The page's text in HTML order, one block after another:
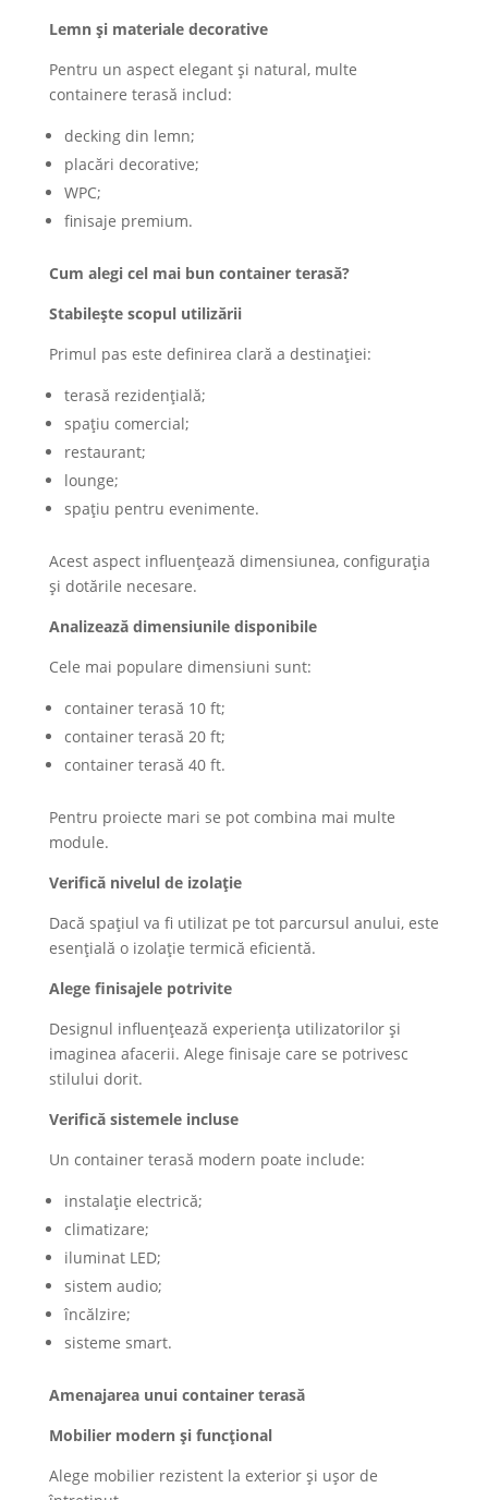
Lemn și materiale decorative
Pentru un aspect elegant și natural, multe
containere terasă includ:
decking din lemn;
placări decorative;
WPC;
finisaje premium.
Cum alegi cel mai bun container terasă?
Stabilește scopul utilizării
Primul pas este definirea clară a destinației:
terasă rezidențială;
spațiu comercial;
restaurant;
lounge;
spațiu pentru evenimente.
Acest aspect influențează dimensiunea, configurația
și dotările necesare.
Analizează dimensiunile disponibile
Cele mai populare dimensiuni sunt:
container terasă 10 ft;
container terasă 20 ft;
container terasă 40 ft.
Pentru proiecte mari se pot combina mai multe
module.
Verifică nivelul de izolație
Dacă spațiul va fi utilizat pe tot parcursul anului, este
esențială o izolație termică eficientă.
Alege finisajele potrivite
Designul influențează experiența utilizatorilor și
imaginea afacerii. Alege finisaje care se potrivesc
stilului dorit.
Verifică sistemele incluse
Un container terasă modern poate include:
instalație electrică;
climatizare;
iluminat LED;
sistem audio;
încălzire;
sisteme smart.
Amenajarea unui container terasă
Mobilier modern și funcțional
Alege mobilier rezistent la exterior și ușor de